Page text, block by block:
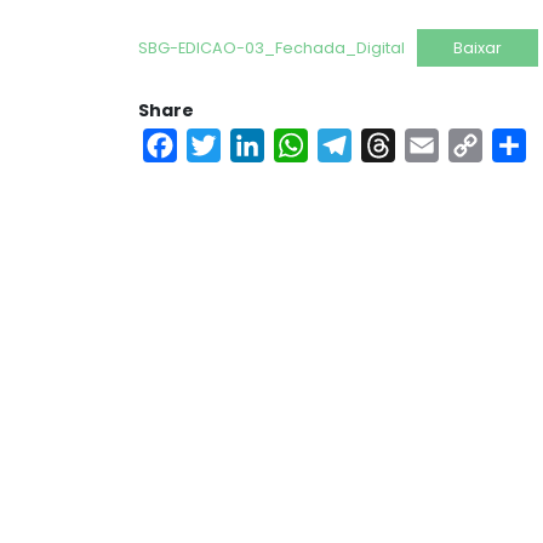
SBG-EDICAO-03_Fechada_Digital Baixar
Share
FacebookTwitterLinkedInWhatsAppTelegramThreads
Email
Copy